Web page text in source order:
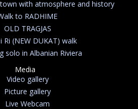
with atmosphere and history
to RADHIME
OLD TRAGJAS
Ri (NEW DUKAT) walk
solo in Albanian Riviera
Media
Video gallery
Picture gallery
Live Webcam